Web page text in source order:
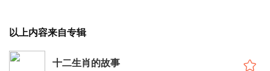
才刚刚跟上牛。老鼠心里想：路还远着呢，我快跑不动了，
这可怎么办？
以上内容来自专辑
十二生肖的故事